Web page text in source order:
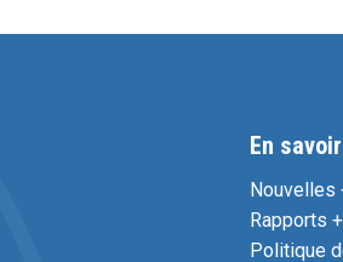
En
Nouvelles
Rapports
Politique